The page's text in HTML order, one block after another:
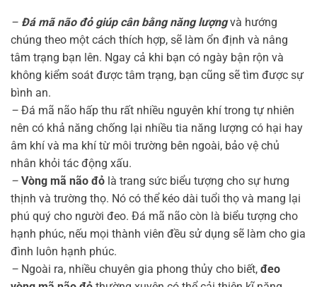
– Đá mã não đỏ giúp cân bằng năng lượngvà hướng
chúng theo một cách thích hợp, sẽ làm ổn định và nâng
tâm trạng bạn lên. Ngay cả khi bạn có ngày bận rộn và
không kiểm soát được tâm trạng, bạn cũng sẽ tìm được sự
bình an.
– Đá mã não hấp thu rất nhiều nguyên khí trong tự nhiên
nên có khả năng chống lại nhiều tia năng lượng có hại hay
âm khí và ma khí từ môi trường bên ngoài, bảo vệ chủ
nhân khỏi tác động xấu.
– Vòng mã não đỏ là trang sức biểu tượng cho sự hưng
thịnh và trường thọ. Nó có thể kéo dài tuổi thọ và mang lại
phú quý cho người đeo. Đá mã não còn là biểu tượng cho
hạnh phúc, nếu mọi thành viên đều sử dụng sẽ làm cho gia
đình luôn hạnh phúc.
– Ngoài ra, nhiều chuyên gia phong thủy cho biết, đeo